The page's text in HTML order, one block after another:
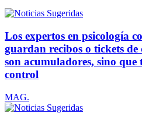
Los expertos en psicología
guardan recibos o tickets de
son acumuladores, sino que
control
MAG.